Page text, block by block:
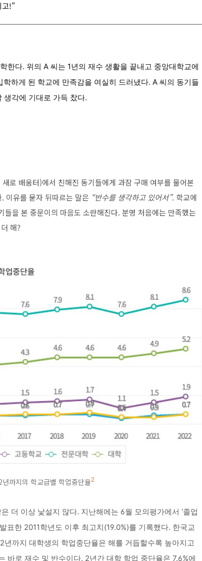
고!”
한다. 위의 A 씨는 1년의 재수 생활을 끝내고 중앙대학교에
하게 된 학교에 만족감을 여실히 드러냈다. A 씨의 동기들
생각에 기대로 가득 찼다.
로 배움터)에서 친해진 동기들에게 과잠 구매 여부를 물어본
이유를 묻자 뒤따르는 말은 “반수를 생각하고 있어서”. 학교에
을 본 중문이의 마음도 소란해진다. 분명 처음에는 만족했는
해?
까지의 학교급별 학업중단율2
더 이상 낯설지 않다. 지난해에는 6월 모의평가에서 ‘졸업
한 2011학년도 이후 최고치(19.0%)를 기록했다. 한국교
까지 대학생의 학업중단율은 해를 거듭할수록 높아지고
바로 재수 및 반수이다. 2년간 대학 학업 중단율은 7.6%에